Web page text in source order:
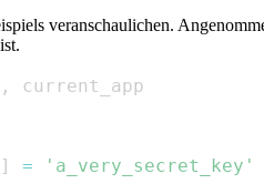
veranschaulichen.
,
] = 'a_very_secret_key'